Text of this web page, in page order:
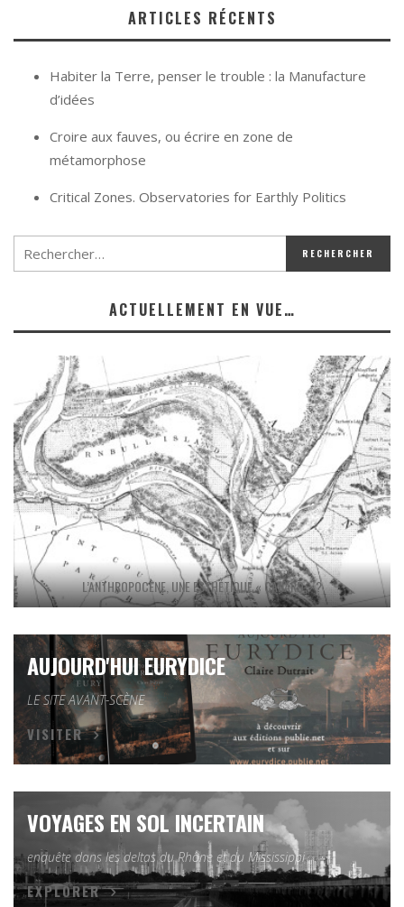
ARTICLES RÉCENTS
Habiter la Terre, penser le trouble : la Manufacture
d’idées
Croire aux fauves, ou écrire en zone de
métamorphose
Critical Zones. Observatories for Earthly Politics
ACTUELLEMENT EN VUE…
L’ANTHROPOCÈNE, UNE ESTHÉTIQUE « CANARD » ?
AUJOURD'HUI EURYDICE
LE SITE AVANT-SCÈNE
VISITER
VOYAGES EN SOL INCERTAIN
enquête dans les deltas du Rhône et du Mississippi
EXPLORER